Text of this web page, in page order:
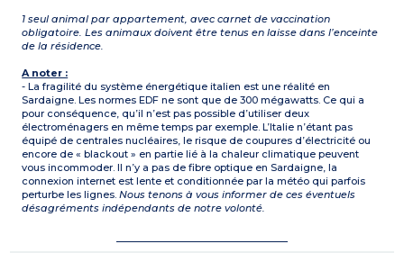
1 seul animal par appartement, avec carnet de vaccination
obligatoire. Les animaux doivent être tenus en laisse dans l’enceinte
de la résidence.
A noter :
- La fragilité du système énergétique italien est une réalité en
Sardaigne. Les normes EDF ne sont que de 300 mégawatts. Ce qui a
pour conséquence, qu’il n’est pas possible d’utiliser deux
électroménagers en même temps par exemple. L’Italie n’étant pas
équipé de centrales nucléaires, le risque de coupures d’électricité ou
encore de « blackout » en partie lié à la chaleur climatique peuvent
vous incommoder. Il n’y a pas de fibre optique en Sardaigne, la
connexion internet est lente et conditionnée par la météo qui parfois
perturbe les lignes.Nous tenons à vous informer de ces éventuels
désagréments indépendants de notre volonté.